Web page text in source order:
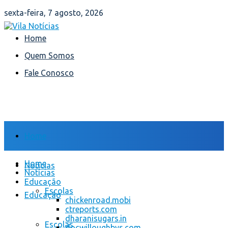
sexta-feira, 7 agosto, 2026
Home
Quem Somos
Fale Conosco
Home
Notícias
Educação
Escolas
Home
Notícias
Educação
Escolas
chickenroad.mobi
ctreports.com
dharanisugars.in